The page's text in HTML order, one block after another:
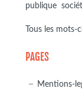
publique
Tous les mots-
PAGES
Mentions-